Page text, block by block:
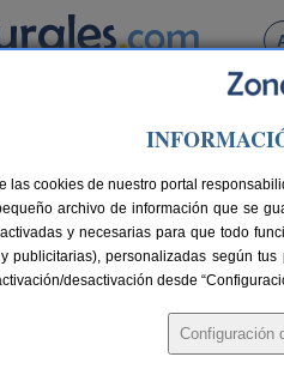
Busca por pueblo
cerca de Cervia de Ter
Mas Ca
las cookies de nuestro portal
archivo de información que se
y necesarias para que todo
publicitarias), personalizadas según
desactivación desde